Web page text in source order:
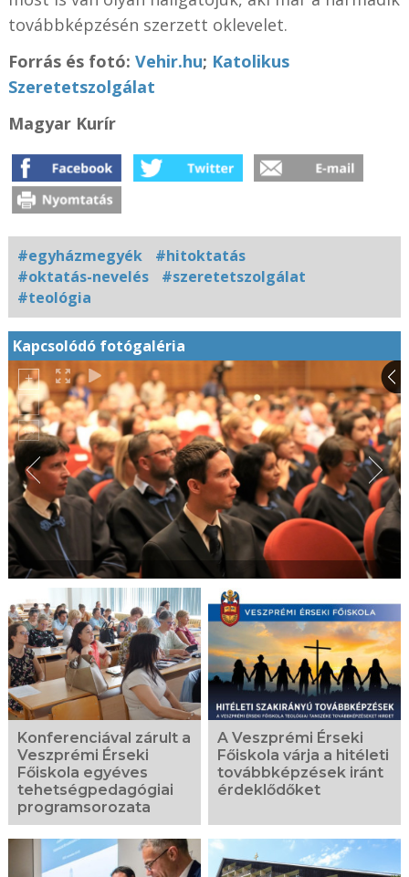
továbbképzésén szerzett oklevelet.
Forrás és fotó: Vehir.hu; Katolikus
Szeretetszolgálat
Magyar Kurír
#egyházmegyék
#hitoktatás
#oktatás-nevelés
#szeretetszolgálat
#teológia
Kapcsolódó fotógaléria
Konferenciával zárult a
Veszprémi Érseki
Főiskola egyéves
tehetségpedagógiai
programsorozata
A Veszprémi Érseki
Főiskola várja a hitéleti
továbbképzések iránt
érdeklődőket